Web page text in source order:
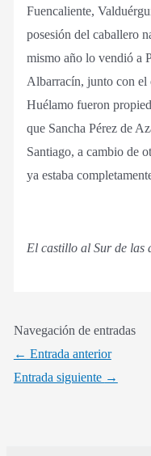
Fuencaliente,
posesión del caballero
mismo año lo vendió a
Albarracín, junto con
Huélamo fueron
que Sancha Pérez de
Santiago, a cambio de
ya estaba
El castillo al Sur de las
Navegación de entradas
← Entrada anterior
Entrada siguiente →